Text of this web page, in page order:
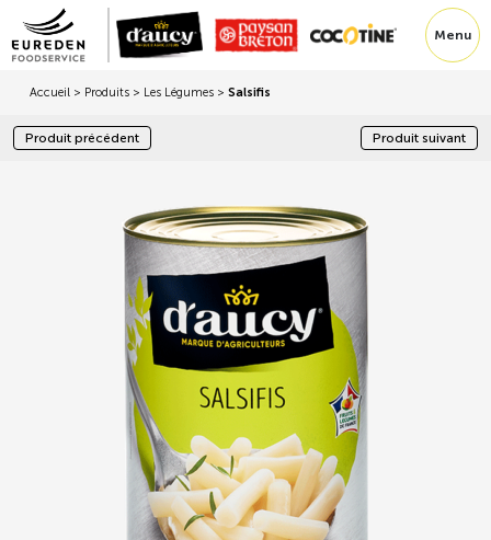
Menu
Accueil > Produits > Les Légumes > Salsifis
Produit précédent Produit suivant